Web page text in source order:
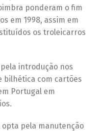
ponderam o fim
em 1998, assim em
os troleicarros
introdução nos
bilhética com cartões
Portugal em
opta pela manutenção